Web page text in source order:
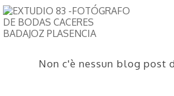
Non c'è nessun blog post